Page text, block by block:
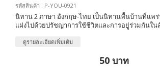
รหัสสินค้า : P-YOU-0921
นิทาน 2 ภาษา อังกฤษ-ไทย เป็นนิทานพื้นบ้านที่แพ
แฝงไปด้วยปรัชญาการใช้ชีวิตและการอยู่ร่วมกันใน
ดูรายละเอียดเพิ่มเติม
50 บาท